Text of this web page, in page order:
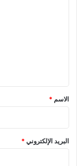
*
الاسم *
البريد الإلكتروني*